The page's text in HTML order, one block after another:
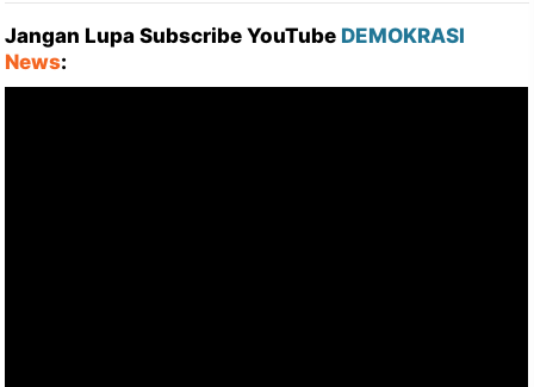
Jangan Lupa Subscribe YouTube DEMOKRASI
News: